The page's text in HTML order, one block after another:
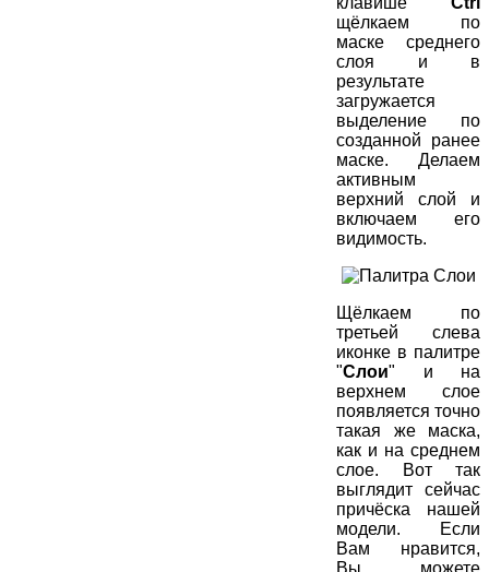
щёлкаем по
маске среднего
слоя и в
результате
загружается
выделение по
созданной ранее
маске. Делаем
активным
верхний слой и
включаем его
видимость.
Щёлкаем по
третьей слева
иконке в палитре
"Слои" и на
верхнем слое
появляется точно
такая же маска,
как и на среднем
слое. Вот так
выглядит сейчас
причёска нашей
модели. Если
Вам нравится,
Вы можете